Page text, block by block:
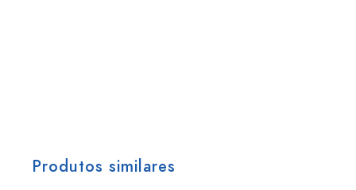
Produtos similares